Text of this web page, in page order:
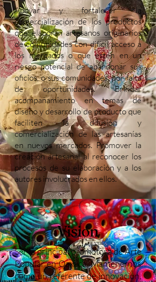
Apoyar y fortalecer la
comercialización de los productos
que elaboran artesanos originarios
de comunidades con difícil acceso a
los mercados o que estén en un
riesgo potencial de abandonar sus
oficios, o sus comunidades, por falta
de oportunidades. Brindar
acompañamiento en temas de
diseño y desarrollo de producto que
faciliten la difusión y
comercialización de las artesanías
en nuevos mercados. Promover la
creación artesanal al reconocer los
procesos de su elaboración y a los
autores involucrados en ellos.
Visión
Ser la principal promotora de Arte
Popular en Oaxaca. Mantenernos
como un referente de innovación,